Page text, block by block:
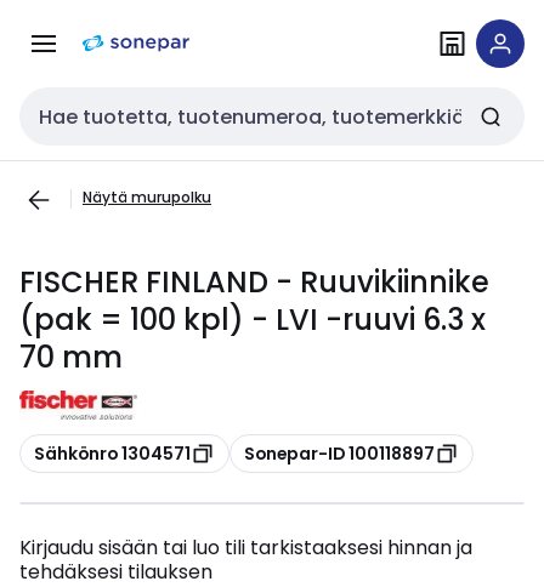
navigointiinsisältöön
Haku
Näytä murupolku
FISCHER FINLAND - Ruuvikiinnike
(pak = 100 kpl) - LVI -ruuvi 6.3 x
70 mm
Kopioi
Sähkönro 1304571 Kopioi
Sonepar-ID 100118897
Kirjaudu sisään tai luo tili tarkistaaksesi hinnan ja
tehdäksesi tilauksen